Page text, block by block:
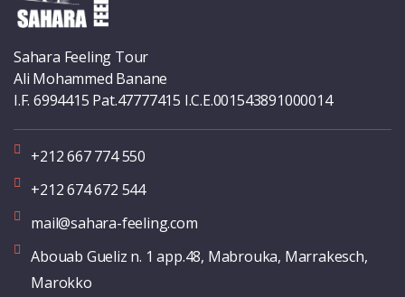
Sahara Feeling Tour
Ali Mohammed Banane
I.F. 6994415 Pat.47777415 I.C.E.001543891000014
+212 667 774 550
+212 674 672 544
mail@sahara-feeling.com
Abouab Gueliz n. 1 app.48, Mabrouka, Marrakesch,
Marokko